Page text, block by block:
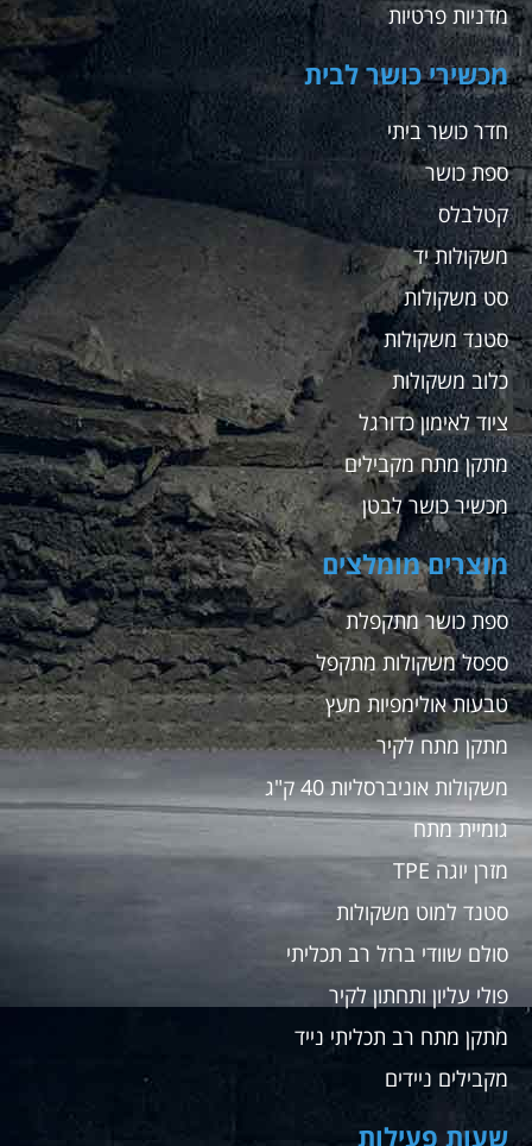
מדניות פרטיות
מכשירי כושר לבית
חדר כושר ביתי
ספת כושר
קטלבלס
משקולות יד
סט משקולות
סטנד משקולות
כלוב משקולות
ציוד לאימון כדורגל
מתקן מתח מקבילים
מכשיר כושר לבטן
מוצרים מומלצים
ספת כושר מתקפלת
ספסל משקולות מתקפל
טבעות אולימפיות מעץ
מתקן מתח לקיר
משקולות אוניברסליות 40 ק"ג
גומיית מתח
מזרן יוגה TPE
סטנד למוט משקולות
סולם שוודי ברזל רב תכליתי
פולי עליון ותחתון לקיר
מתקן מתח רב תכליתי נייד
מקבילים ניידים
שעות פעילות